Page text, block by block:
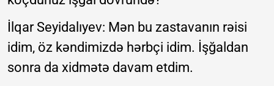
İlqar Seyidalıyev: Mən bu zastavanın rəisi
idim, öz kəndimizdə hərbçi idim. İşğaldan
sonra da xidmətə davam etdim.